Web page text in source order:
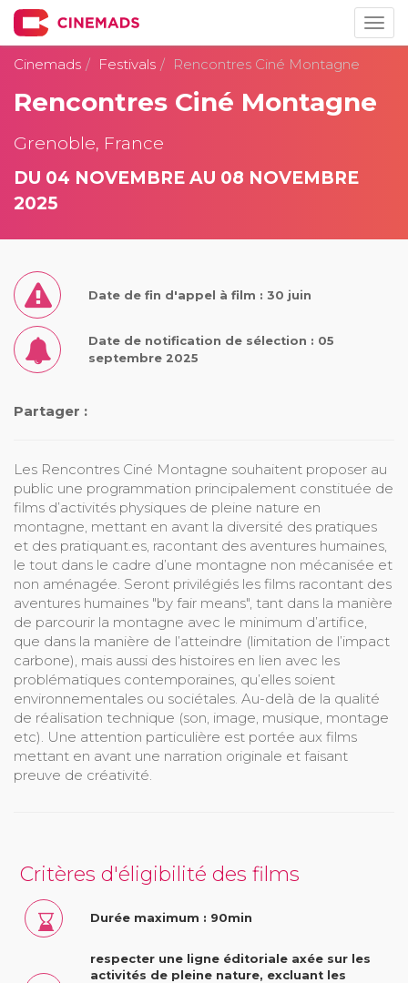
Cinemads
Festivals Rencontres Ciné Montagne
Rencontres Ciné Montagne
Grenoble, France
DU 04 NOVEMBRE AU 08 NOVEMBRE
2025
Date de fin d'appel à film : 30 juin
Date de notification de sélection : 05
septembre 2025
Partager :
Les Rencontres Ciné Montagne souhaitent proposer au
public une programmation principalement constituée de
films d’activités physiques de pleine nature en
montagne, mettant en avant la diversité des pratiques
et des pratiquant.es, racontant des aventures humaines,
le tout dans le cadre d’une montagne non mécanisée et
non aménagée. Seront privilégiés les films racontant des
aventures humaines "by fair means", tant dans la manière
de parcourir la montagne avec le minimum d’artifice,
que dans la manière de l’atteindre (limitation de l’impact
carbone), mais aussi des histoires en lien avec les
problématiques contemporaines, qu’elles soient
environnementales ou sociétales. Au-delà de la qualité
de réalisation technique (son, image, musique, montage
etc). Une attention particulière est portée aux films
mettant en avant une narration originale et faisant
preuve de créativité.
Critères d'éligibilité des films
Durée maximum : 90min
respecter une ligne éditoriale axée sur les
activités de pleine nature, excluant les